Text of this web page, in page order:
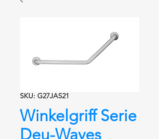
SKU: G27JAS21
Winkelgriff Serie
Deu-Waves